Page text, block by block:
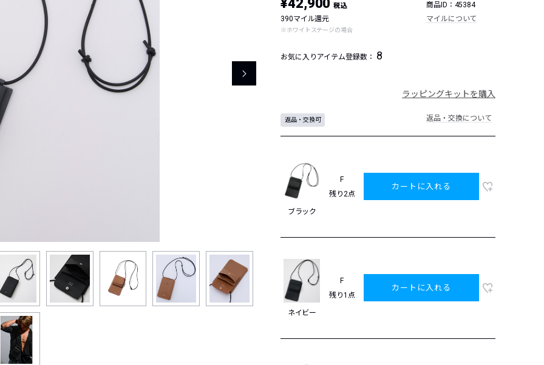
レコメンドアイテム
ピックアップアイテム
フォーカスブランド
セールおすすめアイテム
人気アイテム TOP 15
¥42,900税込
商品ID：45384
390マイル還元
※ホワイトステージの場合
マイルについて
お気に入りアイテム登録数： 8
ラッピングキットを購入
返品・交換可 返品・交換について
ブラック
F
残り2点
カートに入れる
ネイビー
F
残り1点
カートに入れる